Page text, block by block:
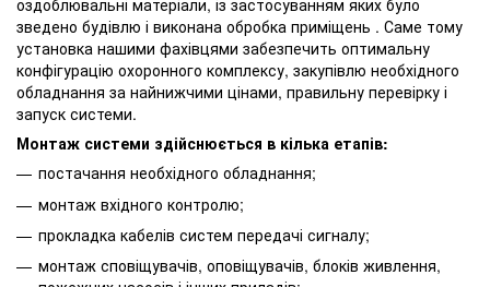
оздоблювальні матеріали, із застосуванням яких було
зведено будівлю і виконана обробка приміщень . Саме тому
установка нашими фахівцями забезпечить оптимальну
конфігурацію охоронного комплексу, закупівлю необхідного
обладнання за найнижчими цінами, правильну перевірку і
запуск системи.
Монтаж системи здійснюється в кілька етапів:
постачання необхідного обладнання;
монтаж вхідного контролю;
прокладка кабелів систем передачі сигналу;
монтаж сповіщувачів, оповіщувачів, блоків живлення,